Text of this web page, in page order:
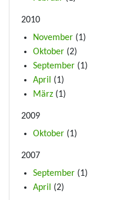
2010
November (1)
Oktober (2)
September (1)
April
(1)
März (1)
2009
Oktober (1)
2007
September (1)
April
(2)